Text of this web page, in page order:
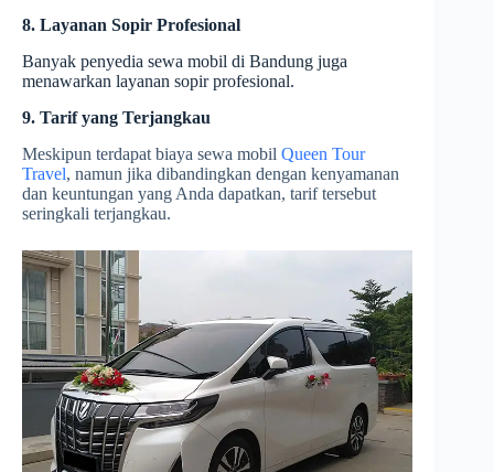
8. Layanan Sopir Profesional
Banyak penyedia sewa mobil di Bandung juga
menawarkan layanan sopir profesional.
9. Tarif yang Terjangkau
Meskipun terdapat biaya sewa mobil Queen Tour
Travel, namun jika dibandingkan dengan kenyamanan
dan keuntungan yang Anda dapatkan, tarif tersebut
seringkali terjangkau.